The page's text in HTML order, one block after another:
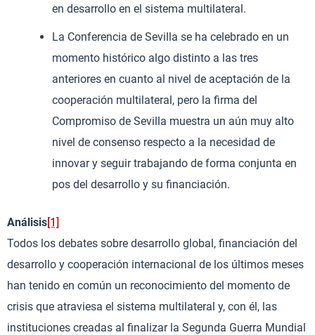
en desarrollo en el sistema multilateral.
La Conferencia de Sevilla se ha celebrado en un
momento histórico algo distinto a las tres
anteriores en cuanto al nivel de aceptación de la
cooperación multilateral, pero la firma del
Compromiso de Sevilla muestra un aún muy alto
nivel de consenso respecto a la necesidad de
innovar y seguir trabajando de forma conjunta en
pos del desarrollo y su financiación.
Análisis[1]
Todos los debates sobre desarrollo global, financiación del
desarrollo y cooperación internacional de los últimos meses
han tenido en común un reconocimiento del momento de
crisis que atraviesa el sistema multilateral y, con él, las
instituciones creadas al finalizar la Segunda Guerra Mundial